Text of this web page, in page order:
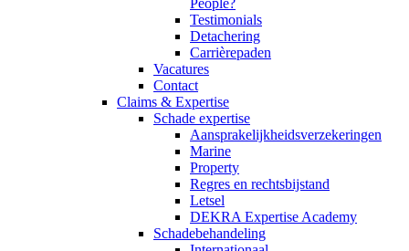
People?
Testimonials
Detachering
Carrièrepaden
Vacatures
Contact
Claims & Expertise
Schade expertise
Aansprakelijkheidsverzekeringen
Marine
Property
Regres en rechtsbijstand
Letsel
DEKRA Expertise Academy
Schadebehandeling